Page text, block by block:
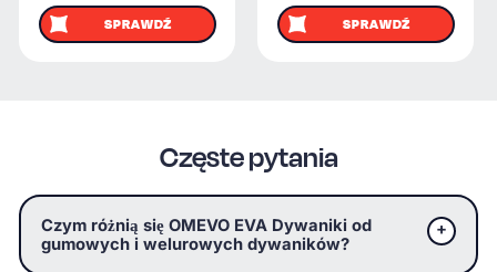
SPRAWDŹ SPRAWDŹ
Częste pytania
Czym różnią się OMEVO EVA Dywaniki od
gumowych i welurowych dywaników?